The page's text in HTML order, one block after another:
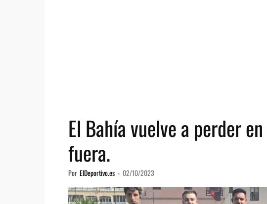
El Bahía vuelve a perder
fuera.
Por ElDeportivo.es - 02/10/2023